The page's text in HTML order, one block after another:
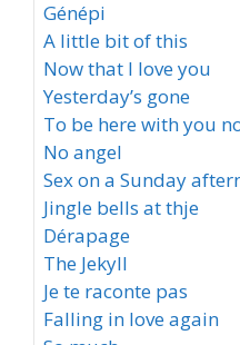
Génépi
A little bit of this
Now that I love you
Yesterday’s gone
To be here with you
No angel
Sex on a Sunday
Jingle bells at thje
Dérapage
The Jekyll
Je te raconte pas
Falling in love again